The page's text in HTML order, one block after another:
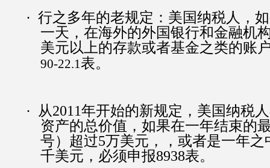
· 行之多年的老规定：美国纳税人，
一天，在海外的外国银行和金融机
美元以上的存款或者基金之类的账
90-22.1表。
· 从2011年开始的新规定，美国纳税
资产的总价值，如果在一年结束的
号）超过5万美元，，或者是一年之
千美元，必须申报8938表。